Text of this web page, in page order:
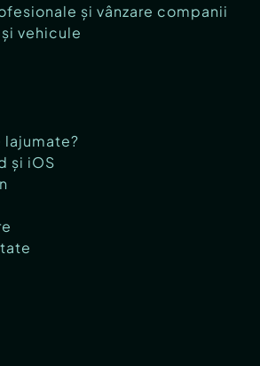
și vânzare companii
vehicule
lajumate?
și iOS